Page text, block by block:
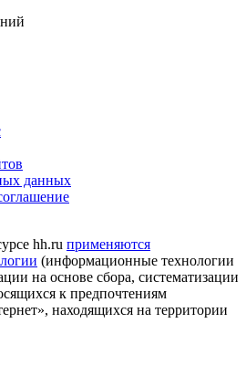
данных
hh.ru применяются
(информационные технологии
на основе сбора, систематизации
к предпочтениям
находящихся на территории